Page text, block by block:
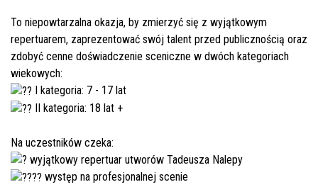
To niepowtarzalna okazja, by zmierzyć się z wyjątkowym
repertuarem, zaprezentować swój talent przed publicznością oraz
zdobyć cenne doświadczenie sceniczne w dwóch kategoriach
wiekowych:
I kategoria: 7 - 17 lat
II kategoria: 18 lat +
Na uczestników czeka:
wyjątkowy repertuar utworów Tadeusza Nalepy
występ na profesjonalnej scenie